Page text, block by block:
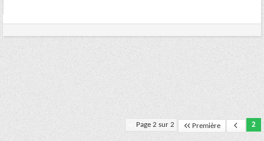
Page 2 sur 2 Première 2